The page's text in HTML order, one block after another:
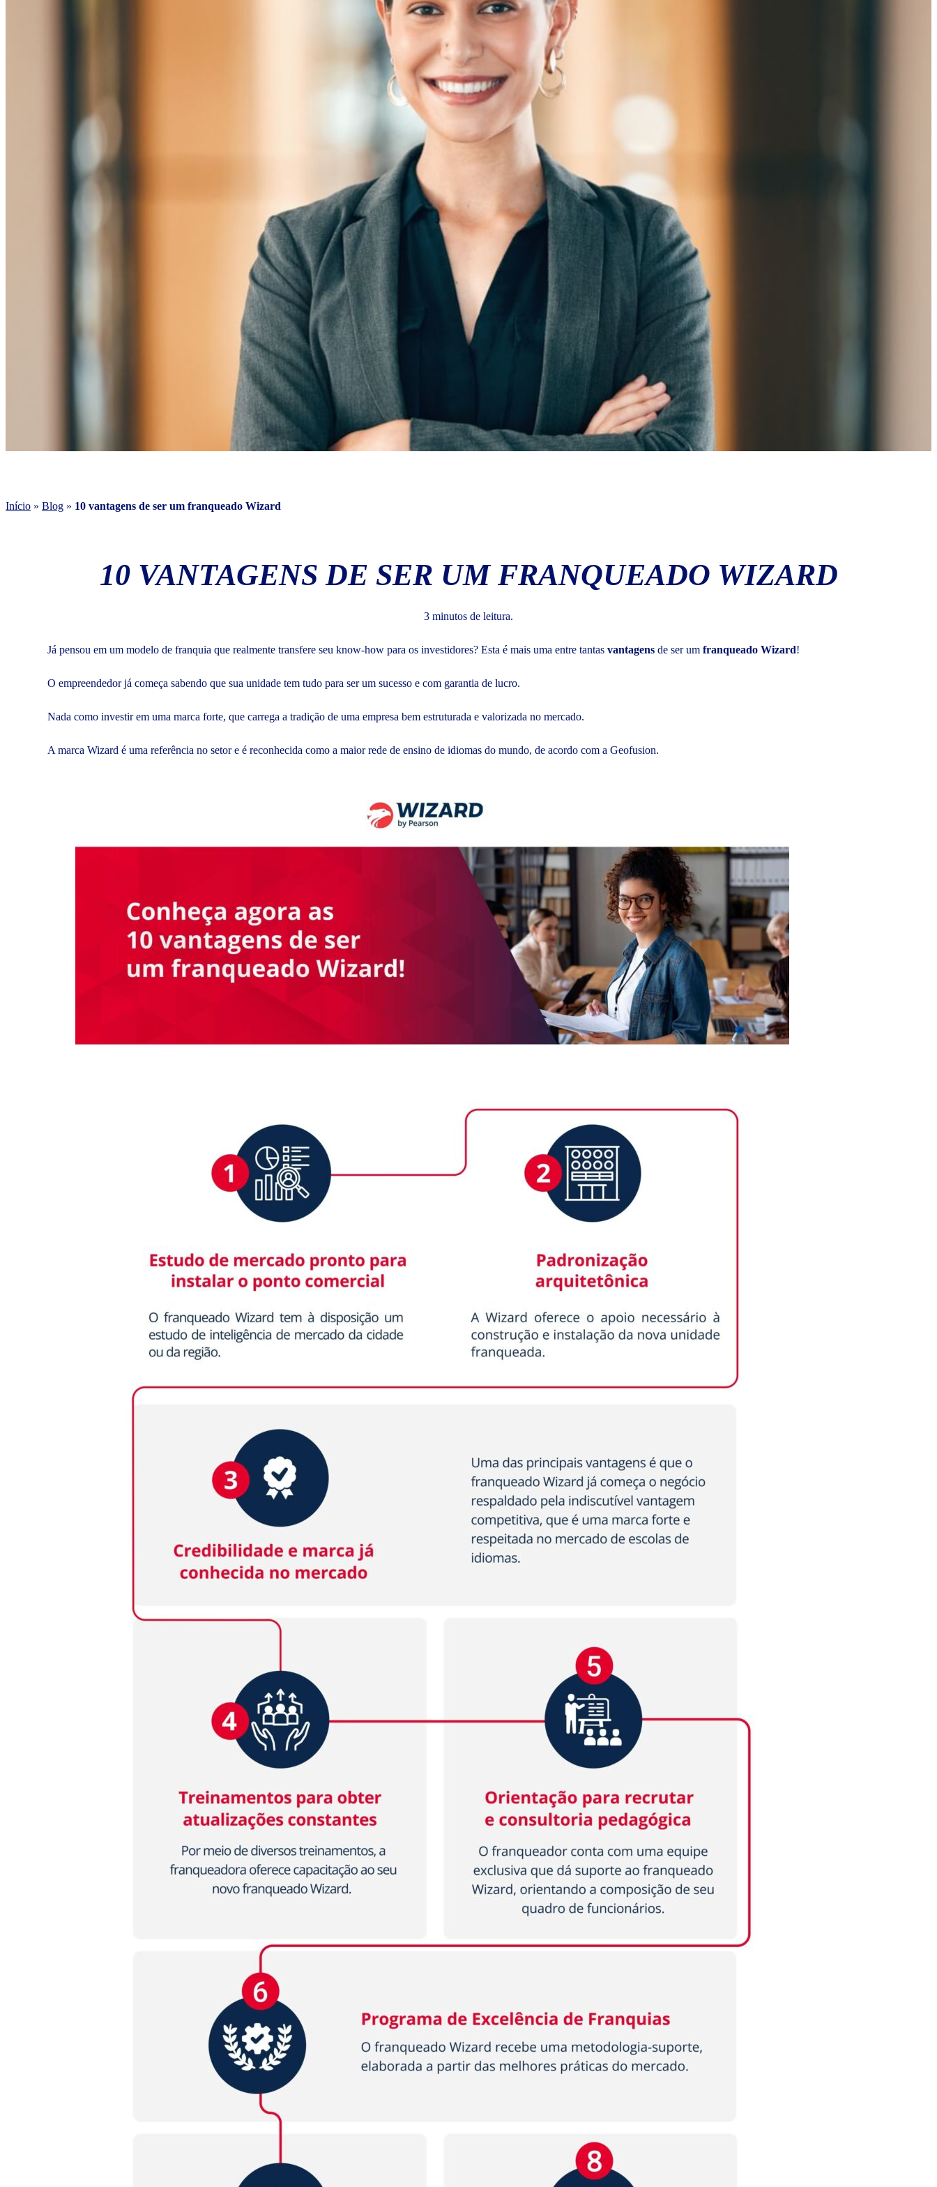
Início » Blog » 10 vantagens de ser um franqueado Wizard
10 VANTAGENS DE SER UM FRANQUEADO WIZARD
3 minutos de leitura.
Já pensou em um modelo de franquia que realmente transfere seu know-how para os investidores? Esta é mais uma entre tantas vantagens de ser um franqueado Wizard!
O empreendedor já começa sabendo que sua unidade tem tudo para ser um sucesso e com garantia de lucro.
Nada como investir em uma marca forte, que carrega a tradição de uma empresa bem estruturada e valorizada no mercado.
A marca Wizard é uma referência no setor e é reconhecida como a maior rede de ensino de idiomas do mundo, de acordo com a Geofusion.